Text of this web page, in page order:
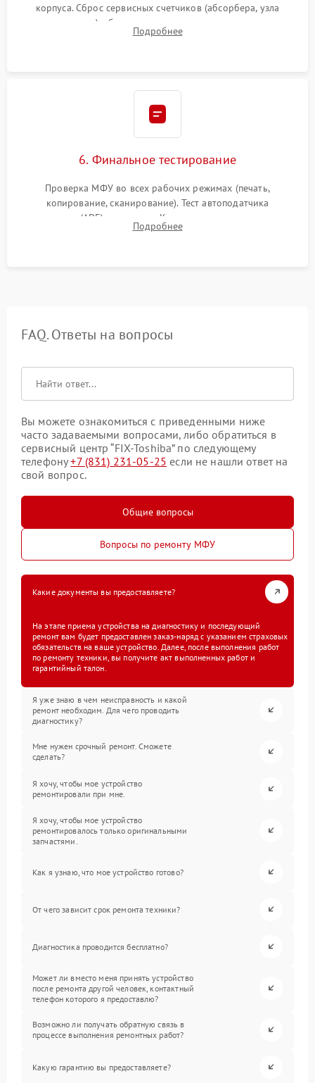
корпуса. Сброс сервисных счетчиков (абсорбера, узла
закрепления), обновление прошивки и программная
калибровка цветопередачи и позиционирования сканера.
Подробнее
6. Финальное тестирование
Проверка МФУ во всех рабочих режимах (печать,
копирование, сканирование). Тест автоподатчика
документов (ADF) и дуплекса. Контроль качества отпечатка
на отсутствие серого фона, полос и надежность запекания
Подробнее
FAQ. Ответы на вопросы
Вы можете ознакомиться с приведенными ниже
часто задаваемыми вопросами, либо обратиться в
сервисный центр “FIX-Toshiba” по следующему
телефону+7 (831) 231-05-25 если не нашли ответ на
свой вопрос.
Общие вопросы
Вопросы по ремонту МФУ
Какие документы вы предоставляете?
На этапе приема устройства на диагностику и последующий
ремонт вам будет предоставлен заказ-наряд с указанием страховых
обязательств на ваше устройство. Далее, после выполнения работ
по ремонту техники, вы получите акт выполненных работ и
гарантийный талон.
Я уже знаю в чем неисправность и какой
ремонт необходим. Для чего проводить
диагностику?
Мне нужен срочный ремонт. Сможете
сделать?
Я хочу, чтобы мое устройство
ремонтировали при мне.
Я хочу, чтобы мое устройство
ремонтировалось только оригинальными
запчастями.
Как я узнаю, что мое устройство готово?
От чего зависит срок ремонта техники?
Диагностика проводится бесплатно?
Может ли вместо меня принять устройство
после ремонта другой человек, контактный
телефон которого я предоставлю?
Возможно ли получать обратную связь в
процессе выполнения ремонтных работ?
Какую гарантию вы предоставляете?